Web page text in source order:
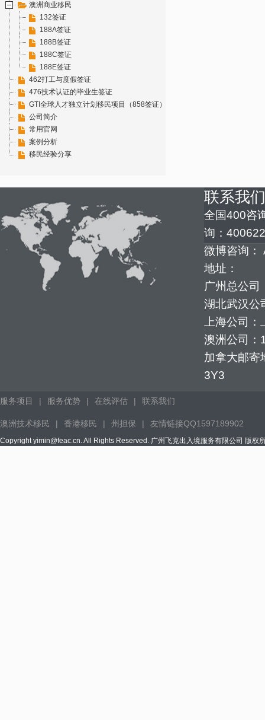
澳洲商业移民
132签证
188A签证
188B签证
188C签证
188E签证
462打工与度假签证
476技术认证的毕业生签证
GTI全球人才独立计划移民项目（858签证）
公司简介
常用官网
案例分析
移民经验分享
联系我们
全国400咨
询：
微博咨询：
地址：
广州总公
湖北武汉公
上海公司
澳洲公司：
加拿大邮寄
3Y3
服务项目 | 服务优势 | 在线评估 | 联系我们
澳洲技术移民 | 香港移民 | 州担保 | 友情链接QQ1597189902
Copyright yimin@feac.cn. All Rights Reserved. 广州飞克出入境服务有限公司 版权